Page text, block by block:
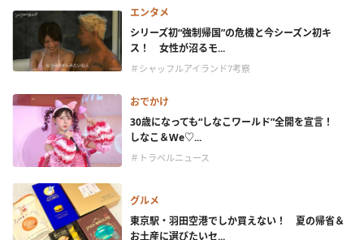
エンタメ
シリーズ初“強制帰国”の危機と今シーズン初キ
ス！ 女性が沼るモ...
＃シャッフルアイランド7考察
おでかけ
30歳になっても“しなこワールド”全開を宣言！
しなこ＆We♡...
＃トラベルニュース
グルメ
東京駅・羽田空港でしか買えない！ 夏の帰省＆
お土産に選びたいセ...